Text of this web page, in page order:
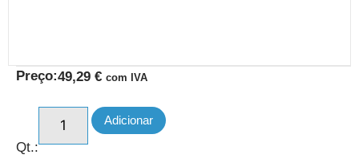
Preço:49,29 € com IVA
Qt.:
Adicionar